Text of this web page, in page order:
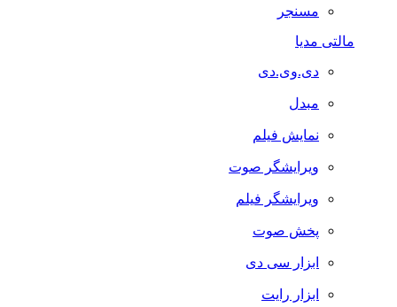
مسنجر
مالتی مدیا
دی.وی.دی
مبدل
نمایش فیلم
ویرایشگر صوت
ویرایشگر فیلم
پخش صوت
ابزار سی دی
ابزار رایت